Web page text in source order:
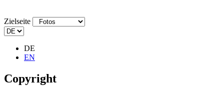
Zielseite
DE
EN
Copyright